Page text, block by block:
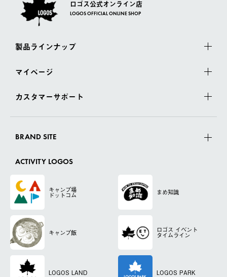
ロゴス公式オンライン店
LOGOS OFFICIAL ONLINE SHOP
製品ラインナップ
マイページ
カスタマーサポート
BRAND SITE
ACTIVITY LOGOS
キャンプ場
ドットコム まめ知識
キャンプ飯 ロゴス イベント
タイムライン
LOGOS LAND LOGOS PARK